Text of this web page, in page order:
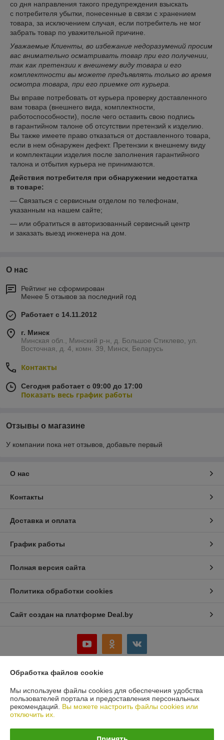
со дня направления такого предупреждения взыскать
с потребителя убытки, понесенные в связи с хранением
товара, за исключением случая, если потребитель не мог
забрать товар по уважительной причине.
Уважаемые Клиенты, во избежание недоразумений просим
вас внимательно осматривать товар при его получении,
так как претензии к внешнему виду товара и его
комплектности вы можете предъявлять только во время
осмотра товара, при его приемке от курьера.
Вы вправе потребовать от курьера проверку доставленного
вам товара (внешнего вида, комплектности,
работоспособности), после чего оставить свою подпись
в гарантийном талоне об отсутствии претензий к изделию.
Вы также имеете право отказаться от доставленного товара,
если в нем обнаружен дефект. Претензии к внешнему виду
и комплектации изделия после заполнения гарантийного
талона и отбытия курьера не принимаются.
Действия потребителя при обнаружении недостатка
в товаре:
— Связаться с сервисным отделом по телефонам,
указанным на нашем сайте;
— или обратиться в авторизованный сервисный центр
и заказать выезд инженера на дом.
О нас
Рейтинг не сформирован
Менее 5 отзывов за последний год
Работает с 14.11.2012
г. Минск
Минская обл., Минский р-н, д. Большое Стиклево, ул.
Восточная, д. 4, комн. 39, Минск, Беларусь
Контакты
Сегодня работает с 09:00 до 17:00
Показать весь график работы
Отзывы о магазине
У компании пока нет отзывов, добавьте первый
О нас
Контакты
Доставка и оплата
График работы
Полная версия сайта
Политика обработки cookies
Сайт создан на платформе Deal.by
Юридическое лицо:ООО «Белбеаринг»
220047, Республика Беларусь, Минская обл., Минский р-н, д. Большое
Стиклево, ул. Восточная, д.4, к.5
Регистрационный номер ЕГР: 691435521
Обработка файлов cookie
Мы используем файлы cookies для обеспечения удобства
пользователей портала и предоставления персональных
рекомендаций. Вы можете настроить файлы cookies или
отключить их.